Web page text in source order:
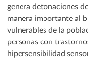
genera detonaciones
manera importante al
vulnerables de la
personas con
hipersensibilidad